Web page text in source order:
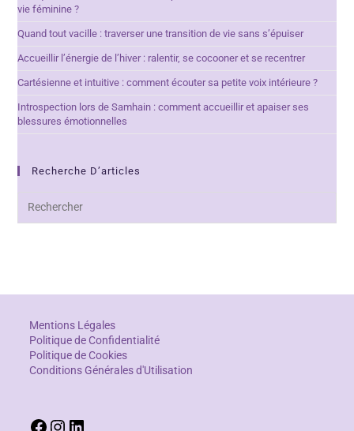
vie féminine ?
Quand tout vacille : traverser une transition de vie sans s’épuiser
Accueillir l’énergie de l’hiver : ralentir, se cocooner et se recentrer
Cartésienne et intuitive : comment écouter sa petite voix intérieure ?
Introspection lors de Samhain : comment accueillir et apaiser ses
blessures émotionnelles
Recherche D’articles
Mentions Légales
Politique de Confidentialité
Politique de Cookies
Conditions Générales d'Utilisation